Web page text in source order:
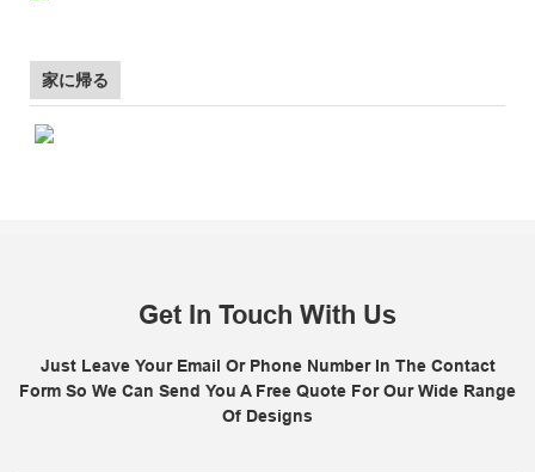
家に帰る
Get In Touch With Us
Just Leave Your Email Or Phone Number In The Contact
Form So We Can Send You A Free Quote For Our Wide Range
Of Designs